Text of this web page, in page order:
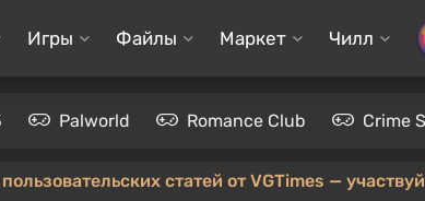
Игры Файлы Маркет Чилл
Palworld Romance Club Crime
статей от VGTimes —